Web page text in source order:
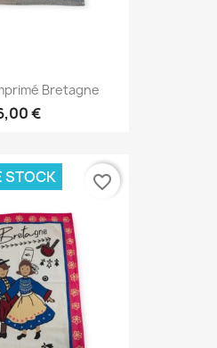
Bretagne
€
STOCK favorite_border